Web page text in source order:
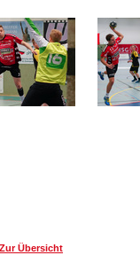
Zur Übersicht